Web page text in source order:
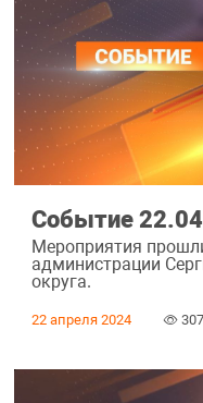
Событие
Мероприятия
администрации
округа.
22 апреля 2024